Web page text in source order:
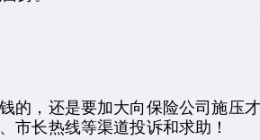
的，还是要加大向保险公司施压
市长热线等渠道投诉和求助！